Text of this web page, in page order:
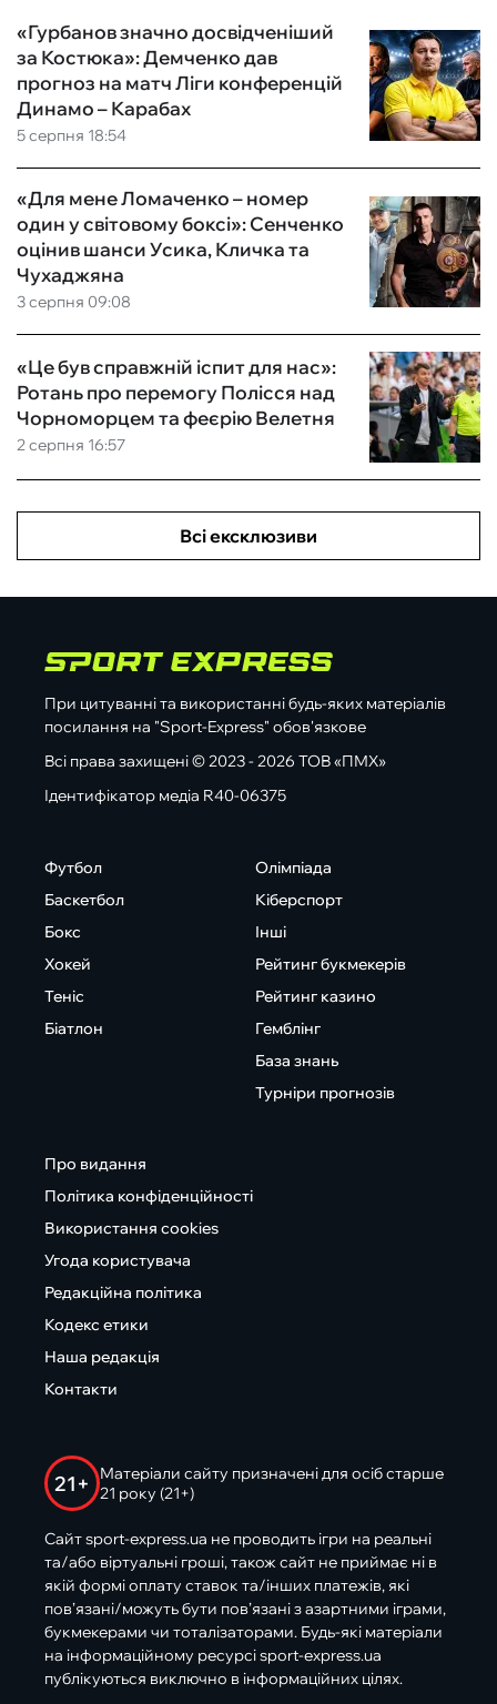
5 серпня 18:54
«Гурбанов значно досвідченіший
за Костюка»: Демченко дав
прогноз на матч Ліги конференцій
Динамо – Карабах
3 серпня 09:08
«Для мене Ломаченко – номер
один у світовому боксі»: Сенченко
оцінив шанси Усика, Кличка та
Чухаджяна
2 серпня 16:57
«Це був справжній іспит для нас»:
Ротань про перемогу Полісся над
Чорноморцем та феєрію Велетня
Всі ексклюзиви
При цитуванні та використанні будь-яких матеріалів
посилання на "Sport-Express" обов'язкове
Всі права захищені © 2023 - 2026 ТОВ «ПМХ»
Ідентифікатор медіа R40-06375
Футбол
Баскетбол
Бокс
Хокей
Теніс
Біатлон
Олімпіада
Кіберспорт
Інші
Рейтинг букмекерів
Рейтинг казино
Гемблінг
База знань
Турніри прогнозів
Про видання
Політика конфіденційності
Використання cookies
Угода користувача
Редакційна політика
Кодекс етики
Наша редакція
Контакти
21+
Матеріали сайту призначені для осіб старше
21 року (21+)
Сайт sport-express.ua не проводить ігри на реальні
та/або віртуальні гроші, також сайт не приймає ні в
якій формі оплату ставок та/інших платежів, які
пов’язані/можуть бути пов’язані з азартними іграми,
букмекерами чи тоталізаторами. Будь-які матеріали
на інформаційному ресурсі sport-express.ua
публікуються виключно в інформаційних цілях.